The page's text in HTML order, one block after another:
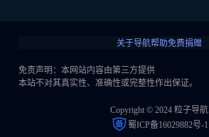
关于导航帮助免费捐赠
免责声明：本网站内容由第三方提供
本站不对其真实性、准确性或完整性作出保证。
Copyright © 2024 粒子导航
蜀ICP备16029882号-1